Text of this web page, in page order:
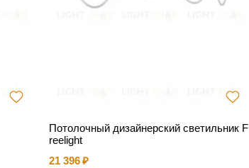
Потолочный дизайнерский светильник F
reelight
21 396